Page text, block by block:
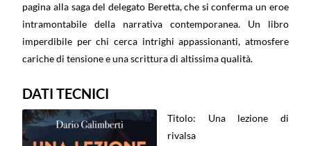
pagina alla saga del delegato Beretta, che si conferma un eroe
intramontabile della narrativa contemporanea. Un libro
imperdibile per chi cerca intrighi appassionanti, atmosfere
cariche di tensione e una scrittura di altissima qualità.
DATI TECNICI
Titolo: Una lezione di
rivalsa